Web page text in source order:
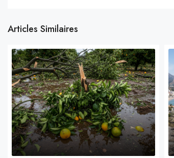
Articles Similaires